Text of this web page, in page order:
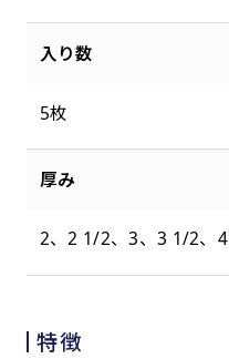
入り数
5枚
厚み
2、2 1/2、3、3 1/2、4
特徴